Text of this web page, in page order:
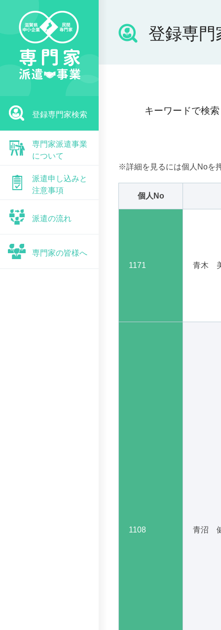
登録専門家検索
専門家派遣事業
について
派遣申し込みと
注意事項
派遣の流れ
専門家の皆様へ
登録専
キーワードで検索
※詳細を見るには個人Noを
個人No
1171 青木
1108 青沼